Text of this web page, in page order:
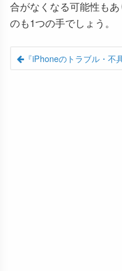
合がなくなる可能性も
のも1つの手でしょう。
『iPhoneのトラブル・不